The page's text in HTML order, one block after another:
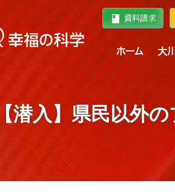
book 資料請求
ホーム 大
【潜入】県民以外